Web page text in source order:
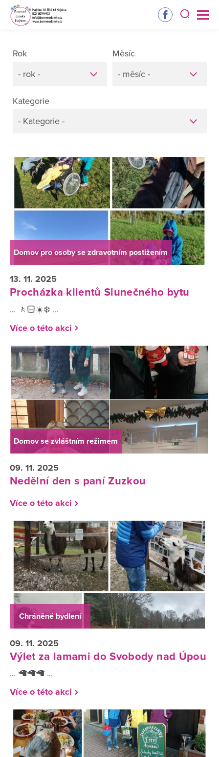
Kategorie
- Kategorie -
Rok
- rok -
Měsíc
- měsíc -
Domov pro osoby se zdravotním postižením
13. 11. 2025
Procházka klientů Slunečného bytu
... 🚶🏻☀️❄️ ...
Více o této akci
Domov se zvláštním režimem
09. 11. 2025
Nedělní den s paní Zuzkou
Více o této akci
Chráněné bydlení
09. 11. 2025
Výlet za lamami do Svobody nad Úpou
... 🦙🦙🦙 ...
Více o této akci